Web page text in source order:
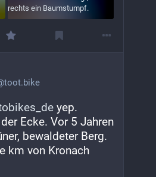
yep.
Ecke. Vor 5 Jahren
bewaldeter Berg.
km von Kronach